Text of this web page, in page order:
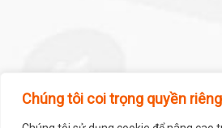
Chúng tôi coi trọng quyền